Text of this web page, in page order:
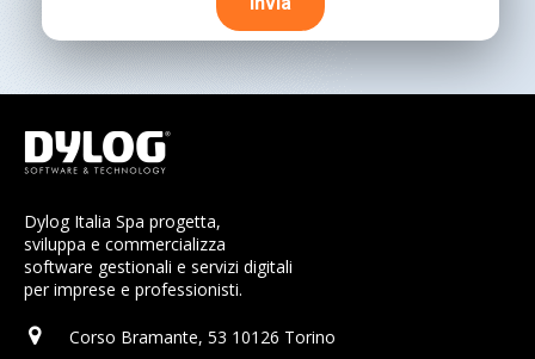
Dylog Italia Spa progetta,
sviluppa e commercializza
software gestionali e servizi digitali
per imprese e professionisti.
Corso Bramante, 53 10126 Torino